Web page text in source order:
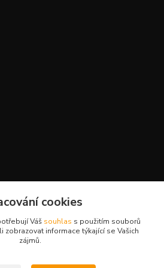
cookies
Váš souhlas s použitím souborů
zobrazovat informace týkající se Vašich
zájmů.